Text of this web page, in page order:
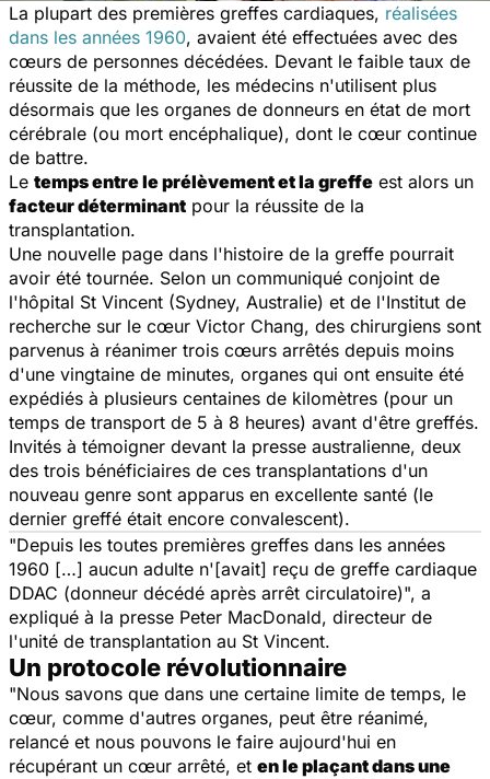
La plupart des premières greffes cardiaques, réalisées
dans les années 1960, avaient été effectuées avec des
cœurs de personnes décédées. Devant le faible taux de
réussite de la méthode, les médecins n'utilisent plus
désormais que les organes de donneurs en état de mort
cérébrale (ou mort encéphalique), dont le cœur continue
de battre.
Le temps entre le prélèvement et la greffe est alors un
facteur déterminant pour la réussite de la
transplantation.
Une nouvelle page dans l'histoire de la greffe pourrait
avoir été tournée. Selon un communiqué conjoint de
l'hôpital St Vincent (Sydney, Australie) et de l'Institut de
recherche sur le cœur Victor Chang, des chirurgiens sont
parvenus à réanimer trois cœurs arrêtés depuis moins
d'une vingtaine de minutes, organes qui ont ensuite été
expédiés à plusieurs centaines de kilomètres (pour un
temps de transport de 5 à 8 heures) avant d'être greffés.
Invités à témoigner devant la presse australienne, deux
des trois bénéficiaires de ces transplantations d'un
nouveau genre sont apparus en excellente santé (le
dernier greffé était encore convalescent).
"Depuis les toutes premières greffes dans les années
1960 […] aucun adulte n'[avait] reçu de greffe cardiaque
DDAC (donneur décédé après arrêt circulatoire)", a
expliqué à la presse Peter MacDonald, directeur de
l'unité de transplantation au St Vincent.
Un protocole révolutionnaire
"Nous savons que dans une certaine limite de temps, le
cœur, comme d'autres organes, peut être réanimé,
relancé et nous pouvons le faire aujourd'hui en
récupérant un cœur arrêté, et en le plaçant dans une